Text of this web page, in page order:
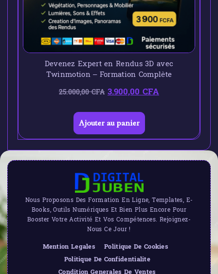
Devenez Expert en Rendus 3D avec
Twinmotion – Formation Complète
25.000,00CFA 3.900,00CFA
Ajouter au panier
Nous Proposons Des Formation En Ligne, Templates, E-
Books, Outils Numériques Et Bien Plus Encore Pour
Booster Votre Activité Et Vos Compétences. Rejoignez-
Nous Ce Jour !
Mention Legales
Politique De Cookies
Politique De Confidentialite